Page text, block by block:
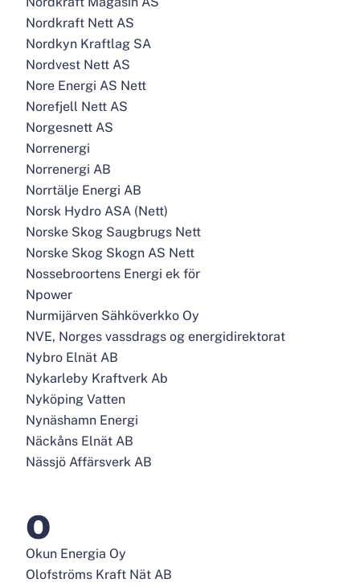
Nordkraft Nett AS
Nordkyn Kraftlag SA
Nordvest Nett AS
Nore Energi AS Nett
Norefjell Nett AS
Norgesnett AS
Norrenergi
Norrenergi AB
Norrtälje Energi AB
Norsk Hydro ASA (Nett)
Norske Skog Saugbrugs Nett
Norske Skog Skogn AS Nett
Nossebroortens Energi ek för
Npower
Nurmijärven Sähköverkko Oy
NVE, Norges vassdrags og energidirektorat
Nybro Elnät AB
Nykarleby Kraftverk Ab
Nyköping Vatten
Nynäshamn Energi
Näckåns Elnät AB
Nässjö Affärsverk AB
O
Okun Energia Oy
Olofströms Kraft Nät AB